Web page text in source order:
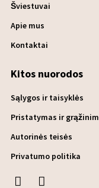
Šviestuvai
Apie mus
Kontaktai
Kitos nuorodos
Sąlygos ir taisyklės
Pristatymas ir
Autorinės teisės
Privatumo politika